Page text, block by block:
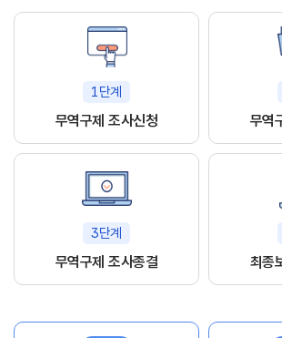
1단계
무역구제 조사신청 무역
3단계
무역구제 조사종결 최종